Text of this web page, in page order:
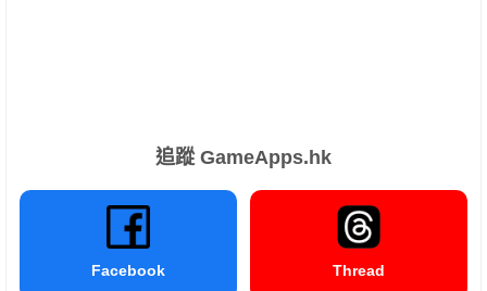
追蹤 GameApps.hk
Facebook Thread